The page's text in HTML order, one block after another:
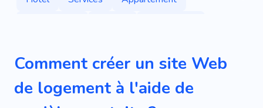
Confortable
Chambres D'hôtes
Vie De Style Complexe
Propriété
Comment créer un site Web
de logement à l'aide de